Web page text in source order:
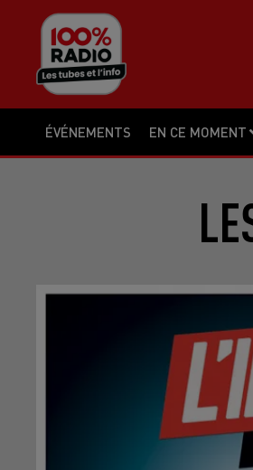
ÉVÉNEMENTS EN CE MOMENT